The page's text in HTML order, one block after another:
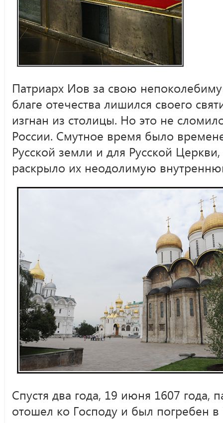
Патриарх Иов за свою
благе отечества лишился своего
изгнан из столицы. Но это не
России. Смутное время было
Русской земли и для Русской
раскрыло их неодолимую
Спустя два года, 19 июня 1607 года,
отошел ко Господу и был погребен